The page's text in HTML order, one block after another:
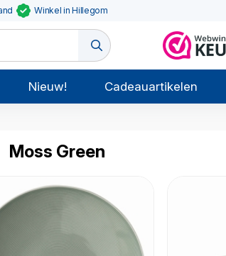
Winkel in Hillegom
Nieuw! Cadeauartikelen
Moss Green